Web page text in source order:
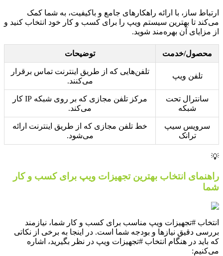
ارتباط ساز، با ارائه راهکارهای جامع و باکیفیت، به شما کمک
می‌کند تا بهترین سیستم ویپ را برای کسب و کار خود انتخاب کنید و
از مزایای آن بهره‌مند شوید.
محصول/خدمت توضیحات
تلفن ویپ
تلفن‌هایی که از طریق اینترنت تماس برقرار
می‌کنند.
سانترال تحت
شبکه
مرکز تلفن مجازی که بر روی شبکه IP کار
می‌کند.
سرویس سیپ
ترانک
خط تلفن مجازی که از طریق اینترنت ارائه
می‌شود.
💡
راهنمای انتخاب بهترین تجهیزات ویپ برای کسب و کار
شما
انتخاب #تجهیزات ویپ مناسب برای کسب و کار شما، نیازمند
بررسی دقیق نیازها و بودجه شما است. در اینجا به برخی از نکاتی
که باید در هنگام انتخاب #تجهیزات ویپ در نظر بگیرید، اشاره
می‌کنیم: